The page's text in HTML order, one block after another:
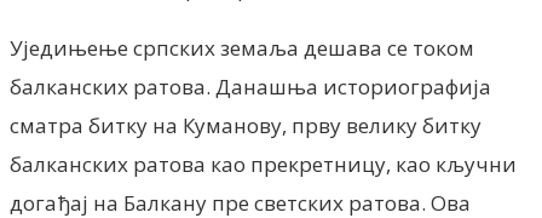
Уједињење српских земаља дешава се током
балканских ратова. Данашња историографија
сматра битку на Куманову, прву велику битку
балканских ратова као прекретницу, као кључни
догађај на Балкану пре светских ратова. Ова